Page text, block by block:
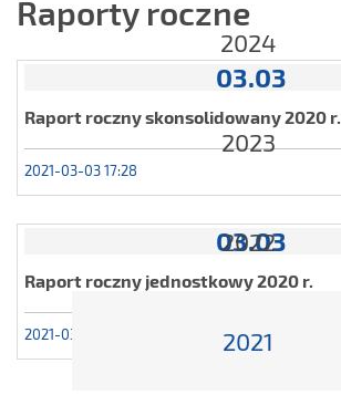
2024
2023
2022
2021
Raporty roczne
03.03
Raport roczny skonsolidowany 2020 r.
2021-03-03 17:28
03.03
Raport roczny jednostkowy 2020 r.
2021-03-03 17:26